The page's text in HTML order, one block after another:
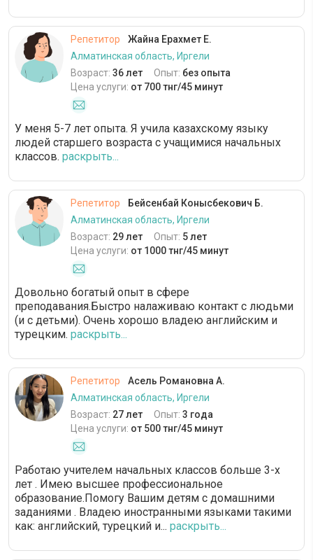
Репетитор
Жайна Ерахмет Е.
Алматинская область, Иргели
Возраст: 36 лет Опыт: без опыта
Цена услуги: от 700 тнг/45 минут
У меня 5-7 лет опыта. Я учила казахскому языку
людей старшего возраста с учащимися начальных
классов. раскрыть...
Репетитор
Бейсенбай Конысбекович Б.
Алматинская область, Иргели
Возраст: 29 лет Опыт: 5 лет
Цена услуги: от 1000 тнг/45 минут
Довольно богатый опыт в сфере
преподавания.Быстро налаживаю контакт с людьми
(и с детьми). Очень хорошо владею английским и
турецким. раскрыть...
Репетитор
Асель Романовна А.
Алматинская область, Иргели
Возраст: 27 лет Опыт: 3 года
Цена услуги: от 500 тнг/45 минут
Работаю учителем начальных классов больше 3-х
лет . Имею высшее профессиональное
образование.Помогу Вашим детям с домашними
заданиями . Владею иностранными языками такими
как: английский, турецкий и... раскрыть...